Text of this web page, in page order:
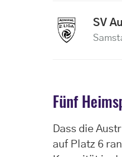
SV
Fünf
Dass die
auf Platz 6